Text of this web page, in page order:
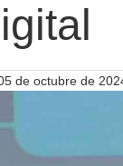
de octubre de